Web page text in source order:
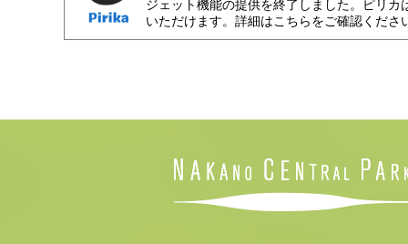
ジェット機能の提供を終了しました。ピリカ
いただけます。詳細はこちらをご確認くださ